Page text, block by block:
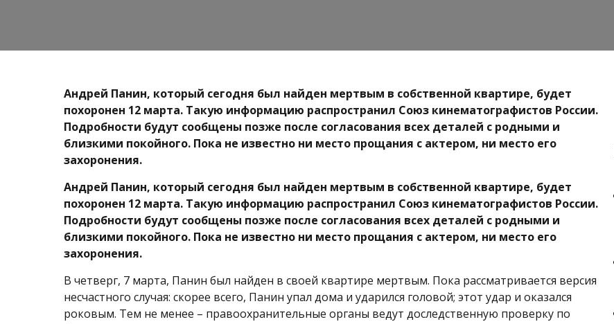
Андрей Панин, который сегодня был найден мертвым в собственной квартире, будет
похоронен 12 марта. Такую информацию распространил Союз кинематографистов России.
Подробности будут сообщены позже после согласования всех деталей с родными и
близкими покойного. Пока не известно ни место прощания с актером, ни место его
захоронения.
Андрей Панин, который сегодня был найден мертвым в собственной квартире, будет
похоронен 12 марта. Такую информацию распространил Союз кинематографистов России.
Подробности будут сообщены позже после согласования всех деталей с родными и
близкими покойного. Пока не известно ни место прощания с актером, ни место его
захоронения.
В четверг, 7 марта, Панин был найден в своей квартире мертвым. Пока рассматривается версия
несчастного случая: скорее всего, Панин упал дома и ударился головой; этот удар и оказался
роковым. Тем не менее – правоохранительные органы ведут доследственную проверку по